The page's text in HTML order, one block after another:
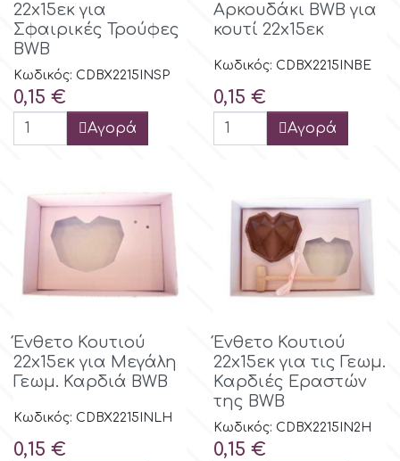
22x15εκ για
Σφαιρικές Τρούφες
BWB
Κωδικός: CDBX2215INSP
Τιμή
0,15 €
Αγορά
Αρκουδάκι BWB για
κουτί 22x15εκ
Κωδικός: CDBX2215INBE
Τιμή
0,15 €
Αγορά
Ένθετο Κουτιού
22x15εκ για Μεγάλη
Γεωμ. Καρδιά BWB
Κωδικός: CDBX2215INLH
Τιμή
0,15 €
Ένθετο Κουτιού
22x15εκ για τις Γεωμ.
Καρδιές Εραστών
της BWB
Κωδικός: CDBX2215IN2H
Τιμή
0,15 €